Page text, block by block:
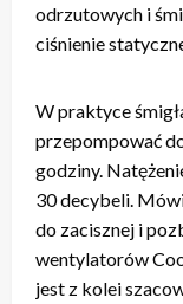
odrzutowych i
ciśnienie
W praktyce
przepompować
godziny.
30 decybeli.
do zacisznej i
wentylatorów
jest z kolei